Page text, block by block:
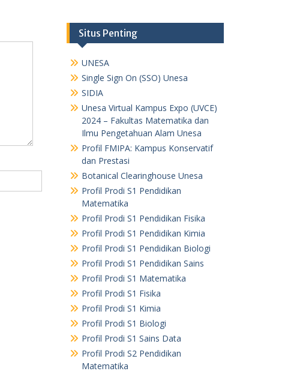
Situs Penting
UNESA
Single Sign On (SSO) Unesa
SIDIA
Unesa Virtual Kampus Expo (UVCE)
2024 – Fakultas Matematika dan
Ilmu Pengetahuan Alam Unesa
Profil FMIPA: Kampus Konservatif
dan Prestasi
Botanical Clearinghouse Unesa
Profil Prodi S1 Pendidikan
Matematika
Profil Prodi S1 Pendidikan Fisika
Profil Prodi S1 Pendidikan Kimia
Profil Prodi S1 Pendidikan Biologi
Profil Prodi S1 Pendidikan Sains
Profil Prodi S1 Matematika
Profil Prodi S1 Fisika
Profil Prodi S1 Kimia
Profil Prodi S1 Biologi
Profil Prodi S1 Sains Data
Profil Prodi S2 Pendidikan
Matematika